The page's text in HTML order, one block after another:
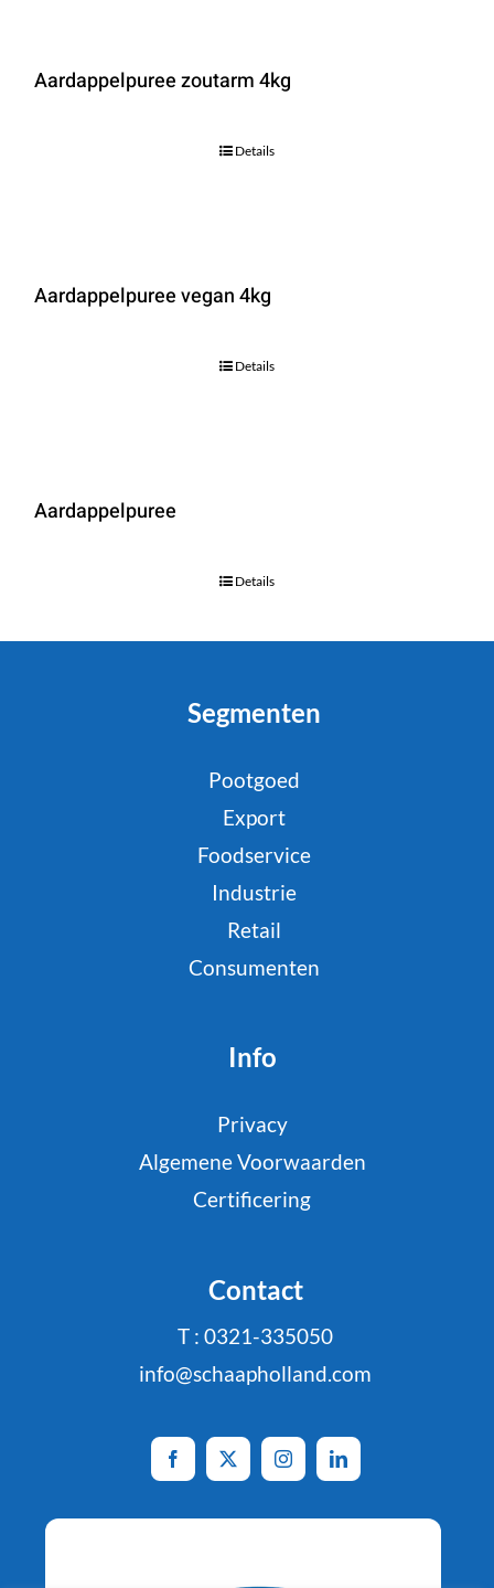
Aardappelpuree zoutarm 4kg
Details
Aardappelpuree vegan 4kg
Details
Aardappelpuree
Details
Segmenten
Pootgoed
Export
Foodservice
Industrie
Retail
Consumenten
Info
Privacy
Algemene Voorwaarden
Certificering
Contact
T : 0321-335050
info@schaapholland.com